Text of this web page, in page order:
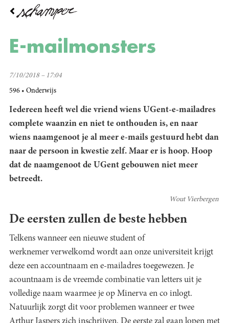
Overslaan
inhoudE-mailmonsters
7/10/2018 – 17:04
596 Onderwijs
Iedereen heeft wel die vriend wiens UGent-e-mailadres
complete waanzin en niet te onthouden is, en naar
wiens naamgenoot je al meer e-mails gestuurd hebt dan
naar de persoon in kwestie zelf. Maar er is hoop. Hoop
dat de naamgenoot de UGent gebouwen niet meer
betreedt.
Wout Vierbergen
De eersten zullen de beste hebben
Telkens wanneer een nieuwe student of
werknemer verwelkomd wordt aan onze universiteit krijgt
deze een accountnaam en e-mailadres toegewezen. Je
acountnaam is de vreemde combinatie van letters uit je
volledige naam waarmee je op Minerva en co inlogt.
Natuurlijk zorgt dit voor problemen wanneer er twee